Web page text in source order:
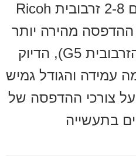
ניתן להגדיר אותו עם 2-8 זרבובית Ricoh
ההדפסה מהירה יותר
(כמעט פי שניים מהזרבובית G5), הדיוק
עמידה והגודל גמיש
צורכי ההדפסה של
בתעשייה